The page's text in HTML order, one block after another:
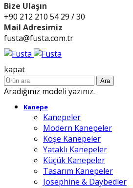
Bize Ulaşın
+90 212 210 54 29 / 30
Mail Adresimiz
fusta@fusta.com.tr
kapat
Ara
Aradığınız modeli yazınız.
Kanepe
Kanepeler
Modern Kanepeler
Köşe Kanepeler
Yataklı Kanepeler
Küçük Kanepeler
Tasarım Kanepeler
Josephine & Daybedler